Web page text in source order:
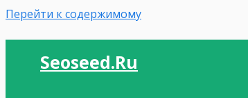
Перейти к содержимому
Seoseed.ru